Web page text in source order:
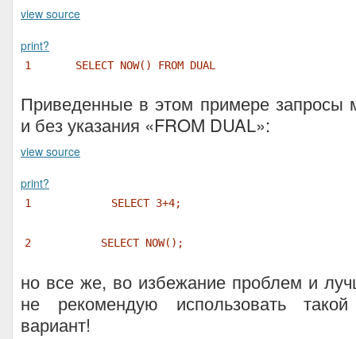
view source
print?
1 SELECT NOW() FROM DUAL
Приведенные в этом примере запросы
и без указания «FROM DUAL»:
view source
print?
1 SELECT 3+4;
2 SELECT NOW();
но все же, во избежание проблем и
не рекомендую использовать
вариант!